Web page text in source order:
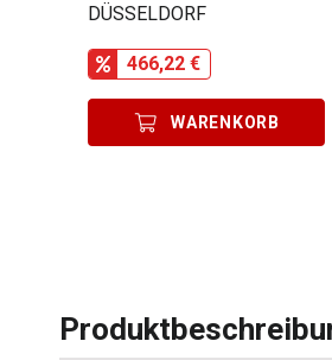
DÜSSELDORF
466,22 €
WARENKORB